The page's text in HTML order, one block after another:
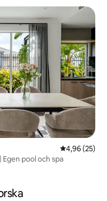
4,96 av 5 i
4,96 (25)
pool och spa